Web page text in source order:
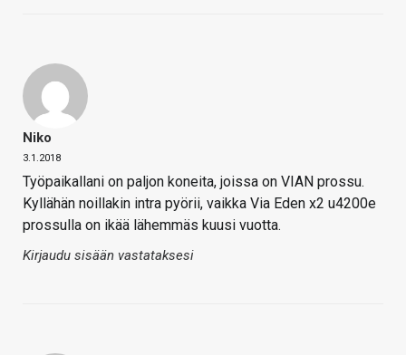
Niko
3.1.2018
Työpaikallani on paljon koneita, joissa on VIAN prossu.
Kyllähän noillakin intra pyörii, vaikka Via Eden x2 u4200e
prossulla on ikää lähemmäs kuusi vuotta.
Kirjaudu sisään vastataksesi